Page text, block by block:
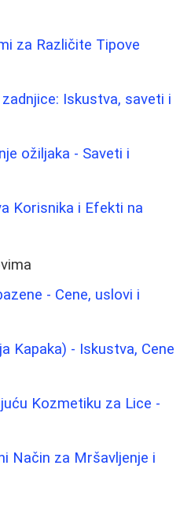
za Različite Tipove
Iskustva, saveti i
ožiljaka - Saveti i
Korisnika i Efekti na
- Cene, uslovi i
Kapaka) - Iskustva, Cene
Kozmetiku za Lice -
Način za Mršavljenje i